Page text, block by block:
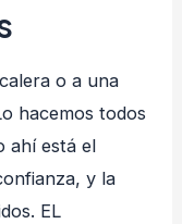
o a una
hacemos todos
ahí está el
y la
EL